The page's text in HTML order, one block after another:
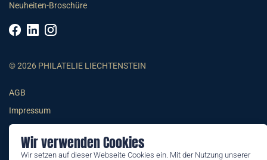
Wir verwenden Cookies
Wir setzen auf dieser Webseite Cookies ein. Mit der Nutzung unserer
Neuheiten-Broschüre
© 2026 PHILATELIE LIECHTENSTEIN
AGB
Impressum
Datenschutzerklärung